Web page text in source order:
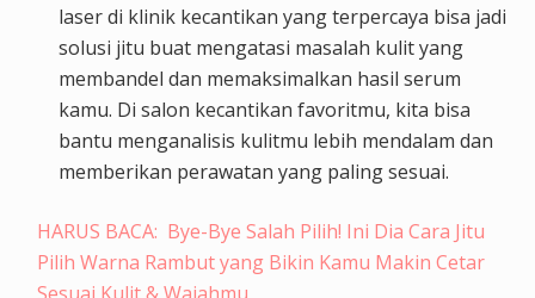
laser di klinik kecantikan yang terpercaya bisa jadi
solusi jitu buat mengatasi masalah kulit yang
membandel dan memaksimalkan hasil serum
kamu. Di salon kecantikan favoritmu, kita bisa
bantu menganalisis kulitmu lebih mendalam dan
memberikan perawatan yang paling sesuai.
HARUS BACA: Bye-Bye Salah Pilih! Ini Dia Cara Jitu
Pilih Warna Rambut yang Bikin Kamu Makin Cetar
Sesuai Kulit & Wajahmu